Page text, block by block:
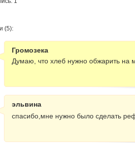
(5):
Громозека
Думаю, что хлеб нужно обжарить на
эльвина
спасибо,мне нужно было сделать